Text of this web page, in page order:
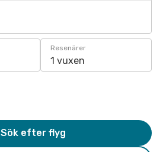
Resenärer
1 vuxen
Sök efter flyg